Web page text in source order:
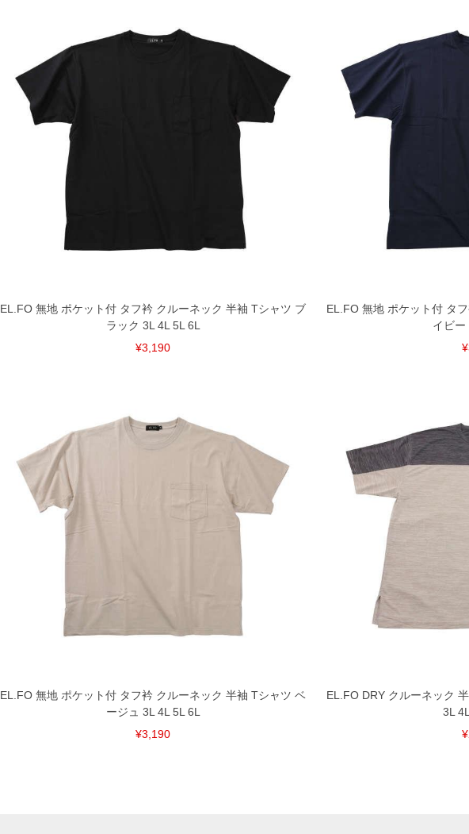
EL.FO 無地 ポケット付 タフ衿 クルーネック 半袖 Tシャツ ブ
ラック 3L 4L 5L 6L
¥3,190
EL.FO 無地 ポケット付 タ
イビー
EL.FO 無地 ポケット付 タフ衿 クルーネック 半袖 Tシャツ ベ
ージュ 3L 4L 5L 6L
¥3,190
EL.FO DRY クルーネック
3L